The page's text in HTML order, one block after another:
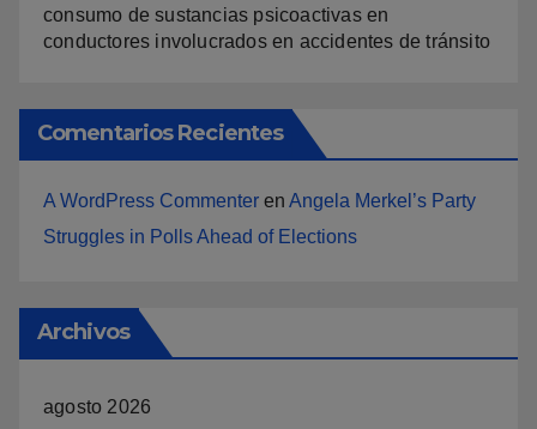
consumo de sustancias psicoactivas en
conductores involucrados en accidentes de tránsito
Comentarios Recientes
A WordPress Commenter en Angela Merkel’s Party
Struggles in Polls Ahead of Elections
Archivos
agosto 2026